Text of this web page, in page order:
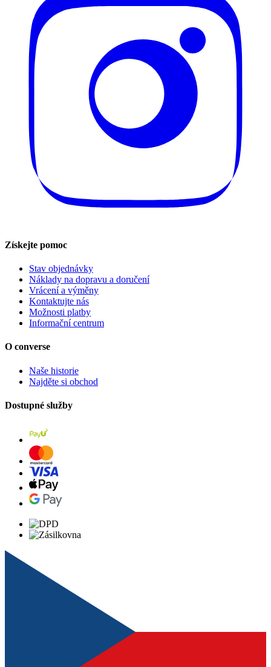
Získejte pomoc
Stav objednávky
Náklady na dopravu a doručení
Vrácení a výměny
Kontaktujte nás
Možnosti platby
Informační centrum
O converse
Naše historie
Najděte si obchod
Dostupné služby